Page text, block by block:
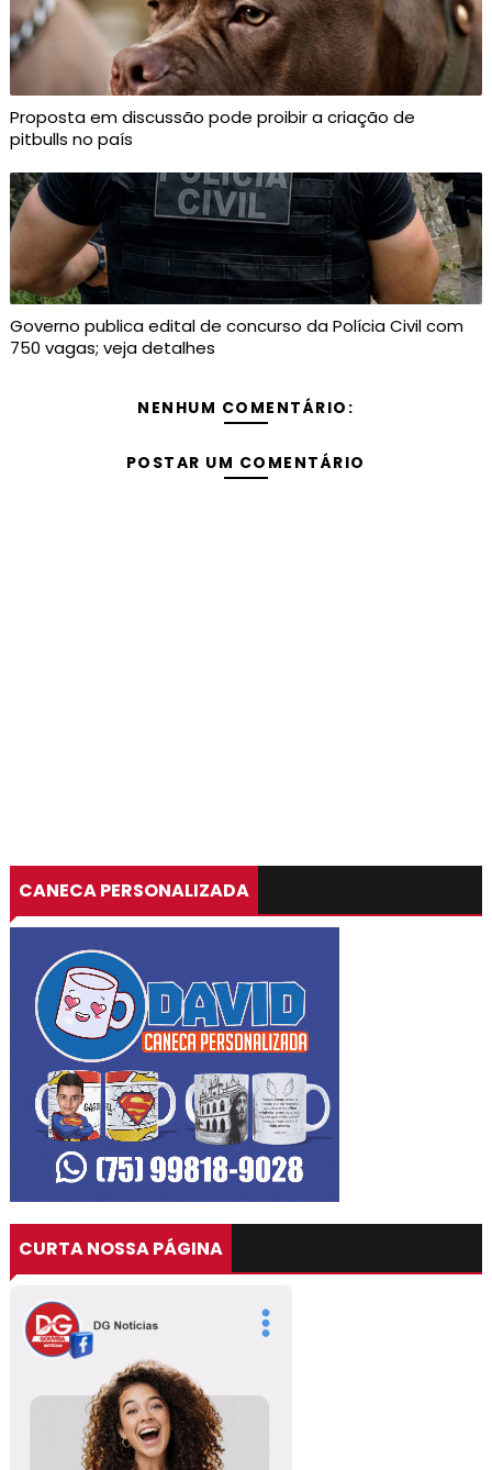
Proposta em discussão pode proibir a criação de
pitbulls no país
Governo publica edital de concurso da Polícia Civil com
750 vagas; veja detalhes
NENHUM COMENTÁRIO:
POSTAR UM COMENTÁRIO
CANECA PERSONALIZADA
CURTA NOSSA PÁGINA